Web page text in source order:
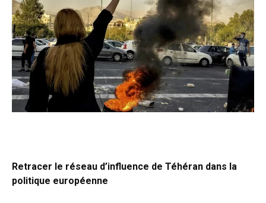
Retracer le réseau d’influence de Téhéran dans la
politique européenne